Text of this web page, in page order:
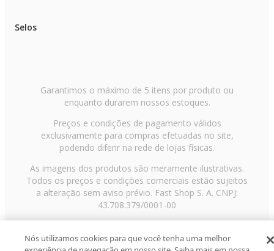
Selos
Garantimos o máximo de 5 itens por produto ou
enquanto durarem nossos estoques.
Preços e condições de pagamento válidos
exclusivamente para compras efetuadas no site,
podendo diferir na rede de lojas físicas.
As imagens dos produtos são meramente ilustrativas.
Todos os preços e condições comerciais estão sujeitos
a alteração sem aviso prévio. Fast Shop S. A. CNPJ:
43.708.379/0001-00
Paulo/SP, CEP 02029-001, Telefone: 11 3003-3728 ©
Nós utilizamos cookies para que você tenha uma melhor